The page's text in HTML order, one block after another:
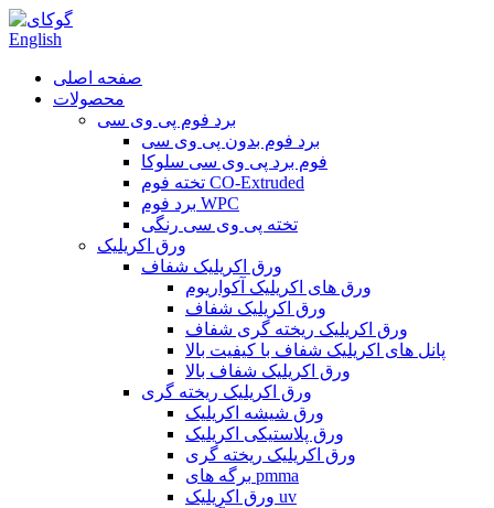
English
صفحه اصلی
محصولات
برد فوم پی وی سی
برد فوم بدون پی وی سی
فوم برد پی وی سی سلوکا
تخته فوم CO-Extruded
برد فوم WPC
تخته پی وی سی رنگی
ورق اکریلیک
ورق اکریلیک شفاف
ورق های اکریلیک آکواریوم
ورق اکریلیک شفاف
ورق اکریلیک ریخته گری شفاف
پانل های اکریلیک شفاف با کیفیت بالا
ورق اکریلیک شفاف بالا
ورق اکریلیک ریخته گری
ورق شیشه اکریلیک
ورق پلاستیکی اکریلیک
ورق اکریلیک ریخته گری
برگه های pmma
ورق اکریلیک uv